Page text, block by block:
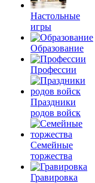
Настольные
игры
Образование
Профессии
Праздники
родов войск
Семейные
торжества
Гравировка